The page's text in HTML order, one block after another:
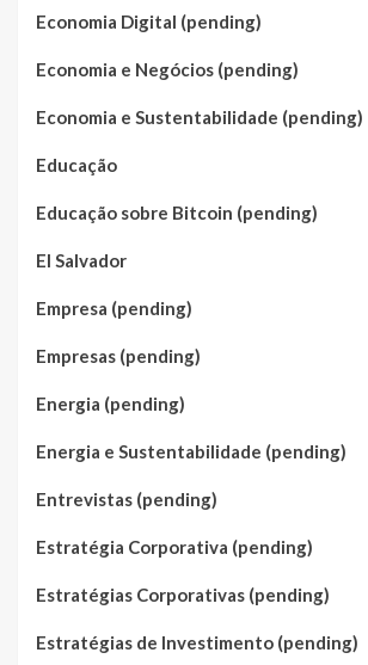
Economia Digital (pending)
Economia e Negócios (pending)
Economia e Sustentabilidade (pending)
Educação
Educação sobre Bitcoin (pending)
El Salvador
Empresa (pending)
Empresas (pending)
Energia (pending)
Energia e Sustentabilidade (pending)
Entrevistas (pending)
Estratégia Corporativa (pending)
Estratégias Corporativas (pending)
Estratégias de Investimento (pending)